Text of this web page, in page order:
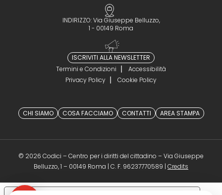
INDIRIZZO: Via Giuseppe Belluzzo,
1 - 00149 Roma
ISCRIVITI ALLA NEWSLETTER
Termini e Condizioni
Accessibilità
Privacy Policy
Cookie Policy
CHI SIAMO COSA FACCIAMO CONTATTI AREA STAMPA
© 2026 Codici – Centro per i diritti del cittadino – Via Giuseppe
Belluzzo, 1 – 00149 Roma | C. F. 96237770589 | Credits